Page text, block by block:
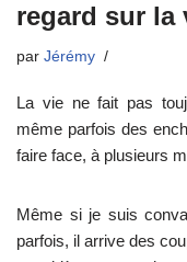
regard sur la
par Jérémy
La vie ne fait pas
même parfois des
faire face, à plusieurs
Même si je suis
parfois, il arrive des